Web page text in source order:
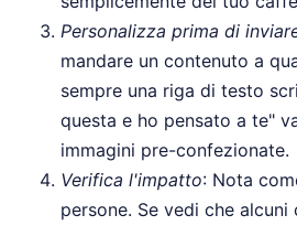
Personalizza prima di
mandare un contenuto a
sempre una riga di testo
questa e ho pensato a te"
immagini pre-confezionate.
Verifica l'impatto: Nota
persone. Se vedi che